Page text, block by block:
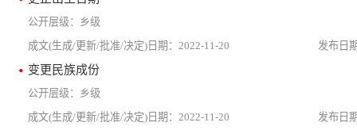
乡级
2022-11-20
变更民族成份
乡级
2022-11-20